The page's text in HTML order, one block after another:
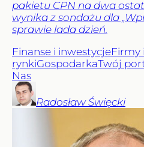
pakietu CPN na dwa
wynika z sondażu dla
sprawie lada dzień.
Finanse i inwestycjeFirmy i
rynkiGospodarkaTwój
Nas
Radosław Święcki